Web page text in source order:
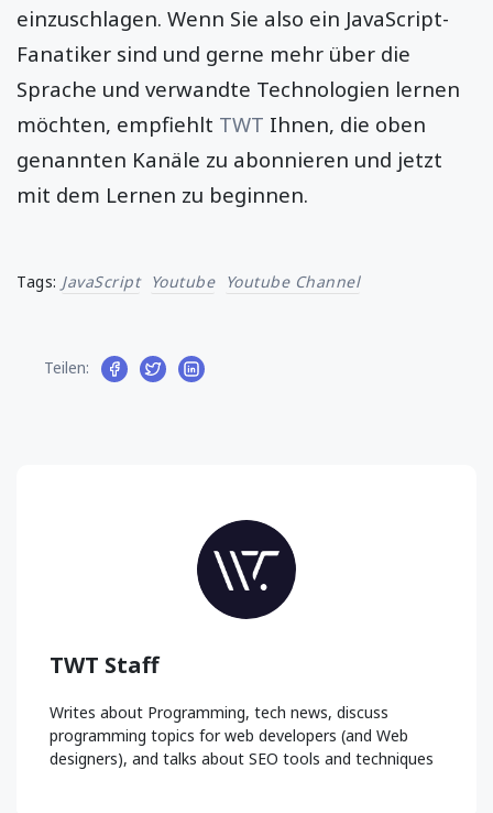
einzuschlagen. Wenn Sie also ein JavaScript-
Fanatiker sind und gerne mehr über die
Sprache und verwandte Technologien lernen
möchten, empfiehlt TWT Ihnen, die oben
genannten Kanäle zu abonnieren und jetzt
mit dem Lernen zu beginnen.
Tags: JavaScript Youtube Youtube Channel
Teilen:
TWT Staff
Writes about Programming, tech news, discuss
programming topics for web developers (and Web
designers), and talks about SEO tools and techniques